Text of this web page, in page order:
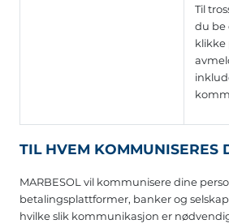
Til
du be
klikke
TIL HVEM KOMMUNISERES
MARBESOL vil kommunisere dine
betalingsplattformer, banker og
hvilke slik kommunikasjon er